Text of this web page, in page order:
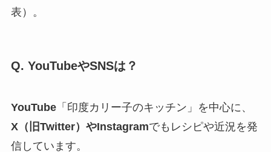
表）。
Q. YouTubeやSNSは？
YouTube「印度カリー子のキッチン」を中心に、
X（旧Twitter） やInstagramでもレシピや近況を発
信しています。